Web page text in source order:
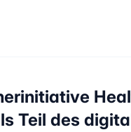
Teil des